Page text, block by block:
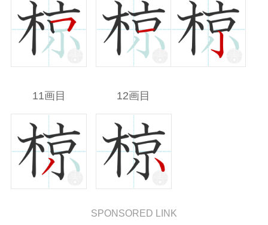
11画目 12画目
SPONSORED LINK